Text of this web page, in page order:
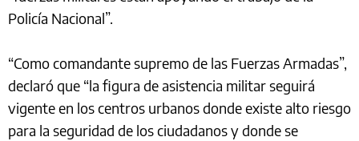
Policía Nacional”.
“Como comandante supremo de las Fuerzas Armadas”,
declaró que “la figura de asistencia militar seguirá
vigente en los centros urbanos donde existe alto riesgo
para la seguridad de los ciudadanos y donde se